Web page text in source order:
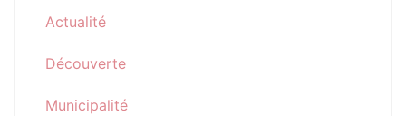
Actualité
Découverte
Municipalité